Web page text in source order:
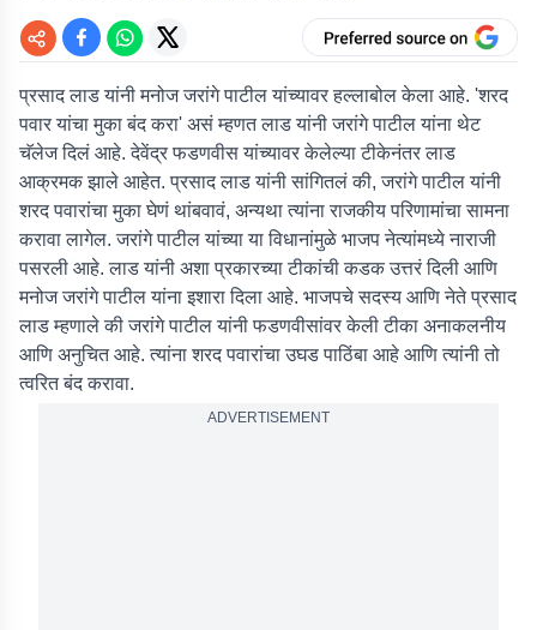
प्रसाद लाड यांनी मनोज जरांगे पाटील यांच्यावर हल्लाबोल केला आहे. 'शरद
पवार यांचा मुका बंद करा' असं म्हणत लाड यांनी जरांगे पाटील यांना थेट
चॅलेज दिलं आहे. देवेंद्र फडणवीस यांच्यावर केलेल्या टीकेनंतर लाड
आक्रमक झाले आहेत. प्रसाद लाड यांनी सांगितलं की, जरांगे पाटील यांनी
शरद पवारांचा मुका घेणं थांबवावं, अन्यथा त्यांना राजकीय परिणामांचा सामना
करावा लागेल. जरांगे पाटील यांच्या या विधानांमुळे भाजप नेत्यांमध्ये नाराजी
पसरली आहे. लाड यांनी अशा प्रकारच्या टीकांची कडक उत्तरं दिली आणि
मनोज जरांगे पाटील यांना इशारा दिला आहे. भाजपचे सदस्य आणि नेते प्रसाद
लाड म्हणाले की जरांगे पाटील यांनी फडणवीसांवर केली टीका अनाकलनीय
आणि अनुचित आहे. त्यांना शरद पवारांचा उघड पाठिंबा आहे आणि त्यांनी तो
त्वरित बंद करावा.
ADVERTISEMENT